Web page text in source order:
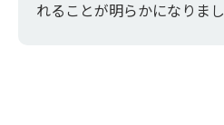
れることが明らかになりまし